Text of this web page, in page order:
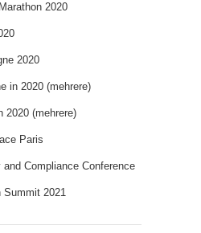
2020
2020
in 2020 (mehrere)
2020 (mehrere)
Paris
Compliance Conference
Summit 2021